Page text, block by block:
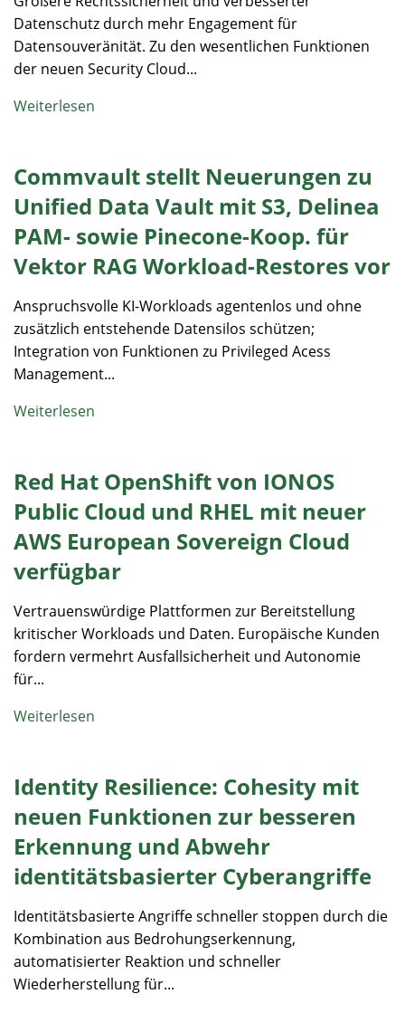
Datenschutz durch mehr Engagement für
Datensouveränität. Zu den wesentlichen Funktionen
der neuen Security Cloud...
Weiterlesen
Commvault stellt Neuerungen zu
Unified Data Vault mit S3, Delinea
PAM- sowie Pinecone-Koop. für
Vektor RAG Workload-Restores vor
Anspruchsvolle KI-Workloads agentenlos und ohne
zusätzlich entstehende Datensilos schützen;
Integration von Funktionen zu Privileged Acess
Management...
Weiterlesen
Red Hat OpenShift von IONOS
Public Cloud und RHEL mit neuer
AWS European Sovereign Cloud
verfügbar
Vertrauenswürdige Plattformen zur Bereitstellung
kritischer Workloads und Daten. Europäische Kunden
fordern vermehrt Ausfallsicherheit und Autonomie
für...
Weiterlesen
Identity Resilience: Cohesity mit
neuen Funktionen zur besseren
Erkennung und Abwehr
identitätsbasierter Cyberangriffe
Identitätsbasierte Angriffe schneller stoppen durch die
Kombination aus Bedrohungserkennung,
automatisierter Reaktion und schneller
Wiederherstellung für...